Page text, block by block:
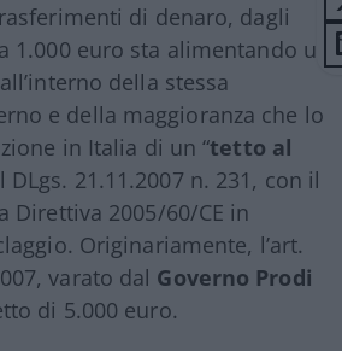
di denaro, dagli
1.000 euro sta alimentando un
della stessa
e della maggioranza che lo
in Italia di un “tetto al
DLgs. 21.11.2007 n. 231, con il
Direttiva 2005/60/CE in
Originariamente, l’art.
varato dal Governo Prodi
di 5.000 euro.